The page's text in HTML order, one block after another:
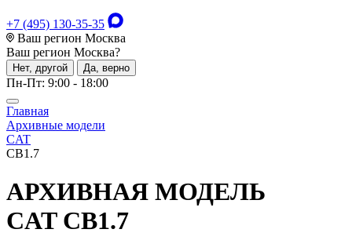
+7 (495) 130-35-35
Ваш регион Москва
Ваш регион Москва?
Нет, другой Да, верно
Пн-Пт: 9:00 - 18:00
Главная
Архивные модели
CAT
CB1.7
АРХИВНАЯ МОДЕЛЬ
CAT CB1.7